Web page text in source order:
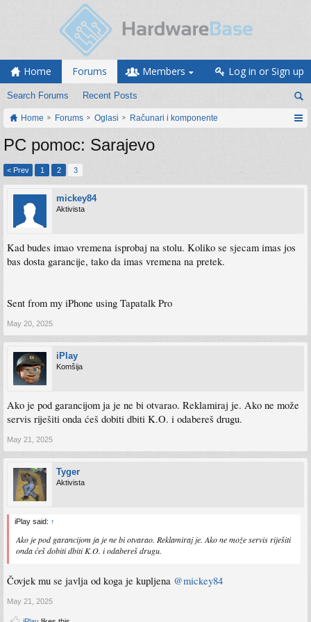
Home Forums
Search Forums Recent Posts
Members Log in or Sign up
Home Forums Oglasi Računari i komponente
PC pomoc: Sarajevo
< Prev 1 2 3
mickey84
Aktivista
Kad budes imao vremena isprobaj na stolu. Koliko se sjecam imas jos
bas dosta garancije, tako da imas vremena na pretek.
Sent from my iPhone using Tapatalk Pro
May 20, 2025
iPlay
Komšija
Ako je pod garancijom ja je ne bi otvarao. Reklamiraj je. Ako ne može
servis riješiti onda ćeš dobiti dbiti K.O. i odabereš drugu.
May 21, 2025
Tyger
Aktivista
iPlay said: ↑
Ako je pod garancijom ja je ne bi otvarao. Reklamiraj je. Ako ne može servis riješiti
onda ćeš dobiti dbiti K.O. i odabereš drugu.
Čovjek mu se javlja od koga je kupljena @mickey84
May 21, 2025